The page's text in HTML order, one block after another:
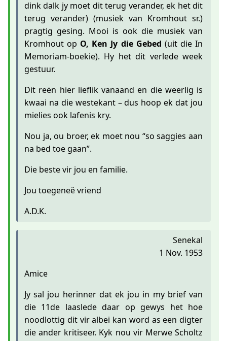
dink dalk jy moet dit terug verander, ek het dit
terug verander) (musiek van Kromhout sr.)
pragtig gesing. Mooi is ook die musiek van
Kromhout op O, Ken Jy die Gebed (uit die In
Memoriam-boekie). Hy het dit verlede week
gestuur.
Dit reën hier lieflik vanaand en die weerlig is
kwaai na die westekant – dus hoop ek dat jou
mielies ook lafenis kry.
Nou ja, ou broer, ek moet nou “so saggies aan
na bed toe gaan”.
Die beste vir jou en familie.
Jou toegeneë vriend
A.D.K.
Senekal
1 Nov. 1953
Amice
Jy sal jou herinner dat ek jou in my brief van
die 11de laaslede daar op gewys het hoe
noodlottig dit vir albei kan word as een digter
die ander kritiseer. Kyk nou vir Merwe Scholtz